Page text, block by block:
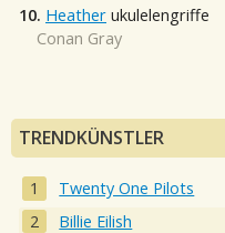
10. Heather ukulelengriffe
Conan Gray
TRENDKÜNSTLER
Twenty One Pilots
Billie Eilish